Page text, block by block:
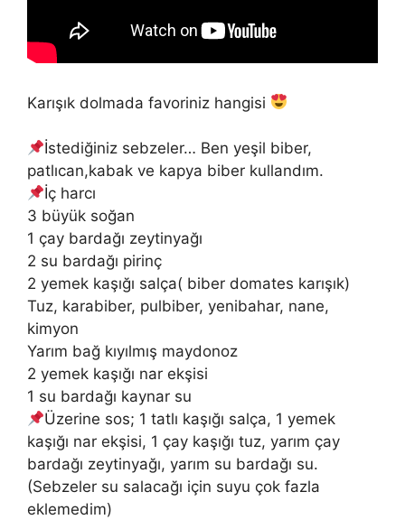
Karışık dolmada favoriniz hangisi
İstediğiniz sebzeler… Ben yeşil biber,
patlıcan,kabak ve kapya biber kullandım.
İç harcı
3 büyük soğan
1 çay bardağı zeytinyağı
2 su bardağı pirinç
2 yemek kaşığı salça( biber domates karışık)
Tuz, karabiber, pulbiber, yenibahar, nane,
kimyon
Yarım bağ kıyılmış maydonoz
2 yemek kaşığı nar ekşisi
1 su bardağı kaynar su
Üzerine sos; 1 tatlı kaşığı salça, 1 yemek
kaşığı nar ekşisi, 1 çay kaşığı tuz, yarım çay
bardağı zeytinyağı, yarım su bardağı su.
(Sebzeler su salacağı için suyu çok fazla
eklemedim)